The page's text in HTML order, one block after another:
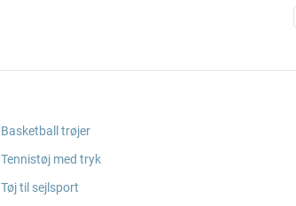
Basketball trøjer
Tennistøj med tryk
Tøj til sejlsport